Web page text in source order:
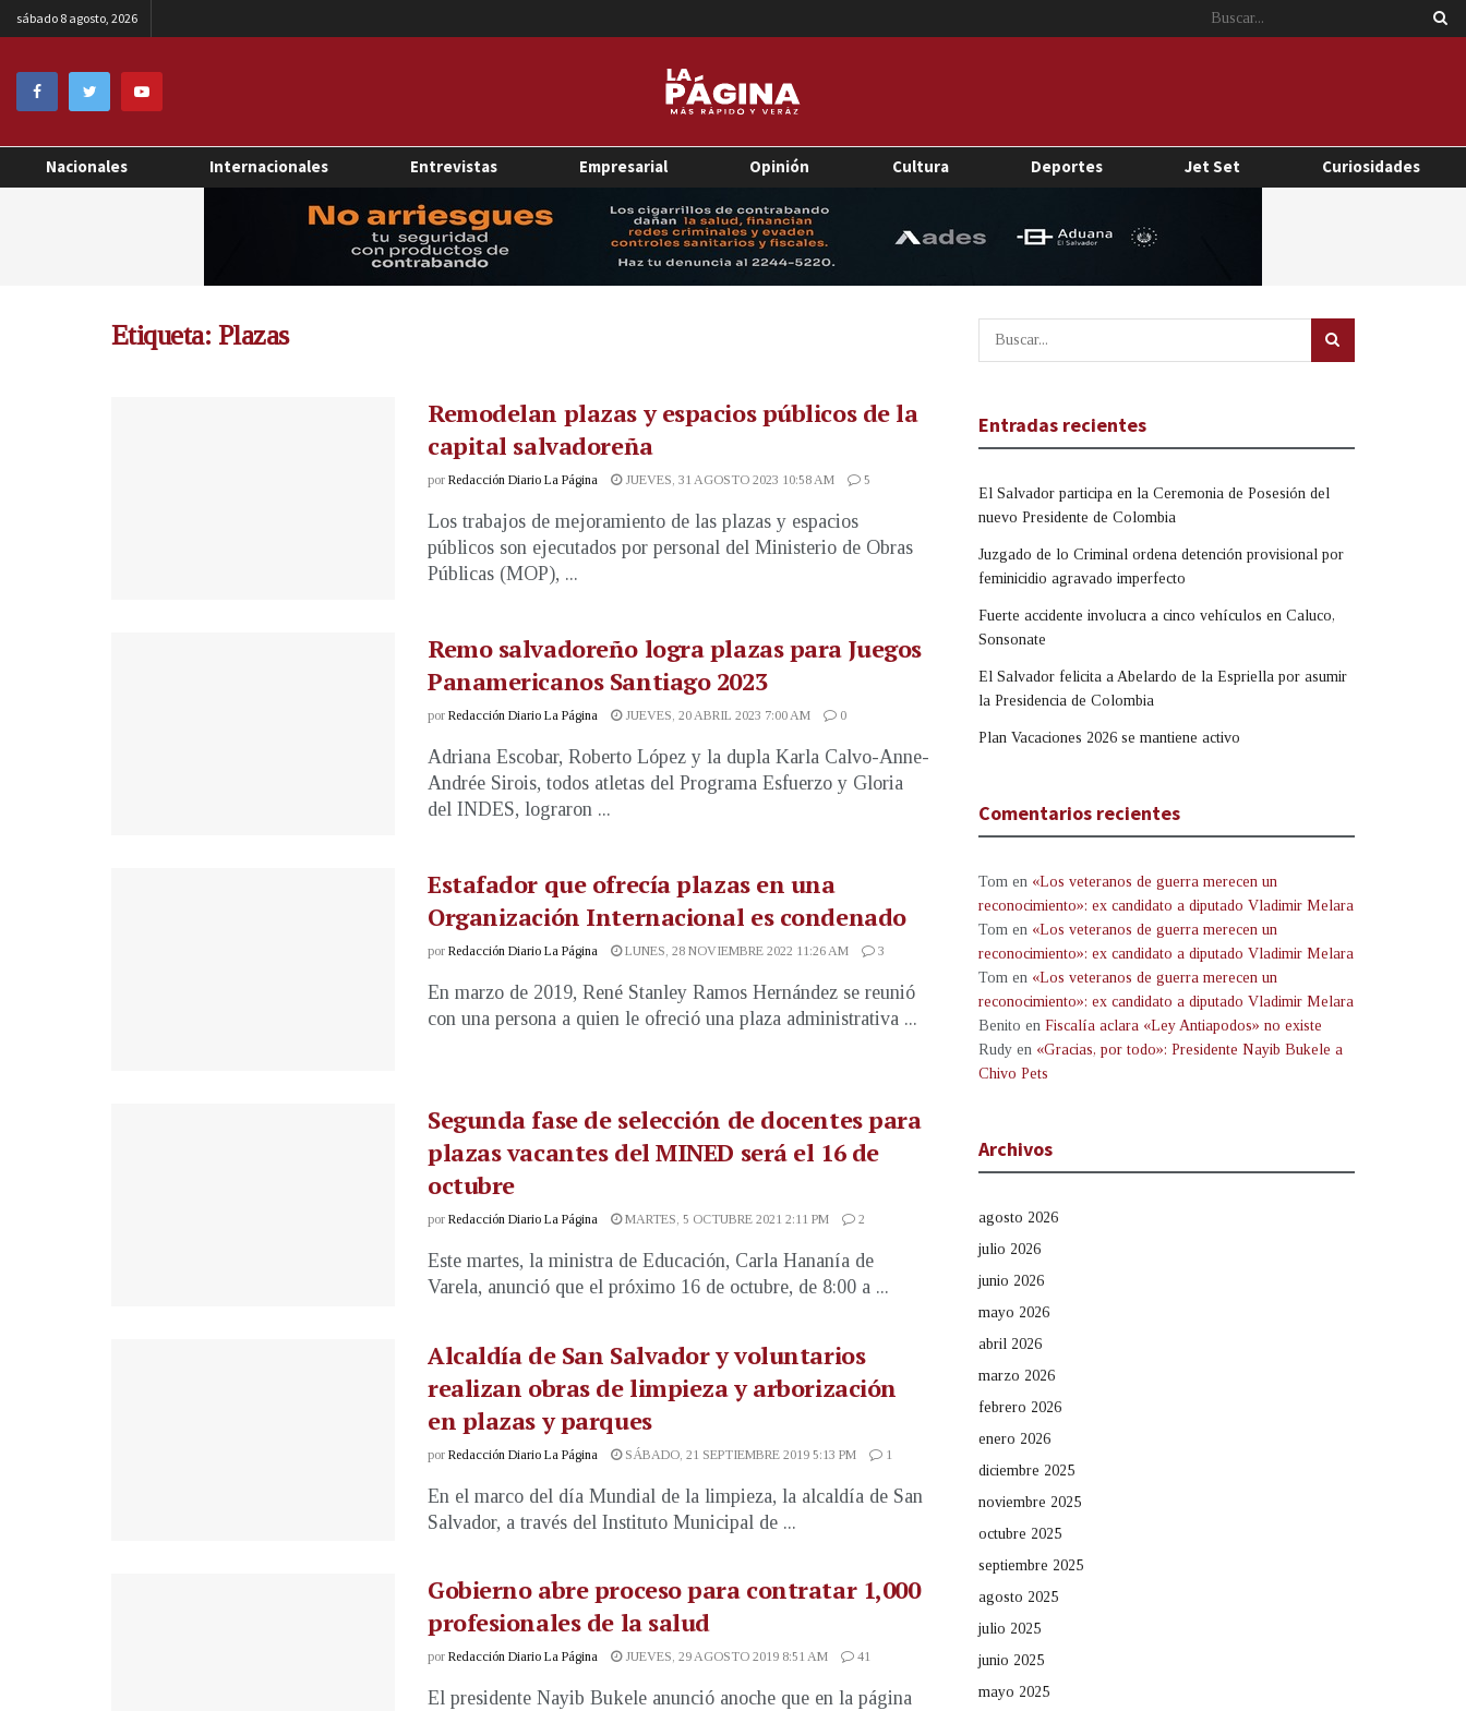
sábado 8 agosto, 2026
Nacionales Internacionales Entrevistas Empresarial Opinión Cultura Deportes Jet Set Curiosidades
Etiqueta: Plazas
Remodelan plazas y espacios públicos de la
capital salvadoreña
por Redacción Diario La Página JUEVES, 31 AGOSTO 2023 10:58 AM 5
Los trabajos de mejoramiento de las plazas y espacios
públicos son ejecutados por personal del Ministerio de Obras
Públicas (MOP), ...
Remo salvadoreño logra plazas para Juegos
Panamericanos Santiago 2023
por Redacción Diario La Página JUEVES, 20 ABRIL 2023 7:00 AM 0
Adriana Escobar, Roberto López y la dupla Karla Calvo-Anne-
Andrée Sirois, todos atletas del Programa Esfuerzo y Gloria
del INDES, lograron ...
Estafador que ofrecía plazas en una
Organización Internacional es condenado
por Redacción Diario La Página LUNES, 28 NOVIEMBRE 2022 11:26 AM 3
En marzo de 2019, René Stanley Ramos Hernández se reunió
con una persona a quien le ofreció una plaza administrativa ...
Segunda fase de selección de docentes para
plazas vacantes del MINED será el 16 de
octubre
por Redacción Diario La Página MARTES, 5 OCTUBRE 2021 2:11 PM 2
Este martes, la ministra de Educación, Carla Hananía de
Varela, anunció que el próximo 16 de octubre, de 8:00 a ...
Alcaldía de San Salvador y voluntarios
realizan obras de limpieza y arborización
en plazas y parques
por Redacción Diario La Página SÁBADO, 21 SEPTIEMBRE 2019 5:13 PM 1
En el marco del día Mundial de la limpieza, la alcaldía de San
Salvador, a través del Instituto Municipal de ...
Gobierno abre proceso para contratar 1,000
profesionales de la salud
por Redacción Diario La Página JUEVES, 29 AGOSTO 2019 8:51 AM 41
El presidente Nayib Bukele anunció anoche que en la página
Entradas recientes
El Salvador participa en la Ceremonia de Posesión del
nuevo Presidente de Colombia
Juzgado de lo Criminal ordena detención provisional por
feminicidio agravado imperfecto
Fuerte accidente involucra a cinco vehículos en Caluco,
Sonsonate
El Salvador felicita a Abelardo de la Espriella por asumir
la Presidencia de Colombia
Plan Vacaciones 2026 se mantiene activo
Comentarios recientes
Tom en «Los veteranos de guerra merecen un
reconocimiento»: ex candidato a diputado Vladimir Melara
Tom en «Los veteranos de guerra merecen un
reconocimiento»: ex candidato a diputado Vladimir Melara
Tom en «Los veteranos de guerra merecen un
reconocimiento»: ex candidato a diputado Vladimir Melara
Benito en Fiscalía aclara «Ley Antiapodos» no existe
Rudy en «Gracias, por todo»: Presidente Nayib Bukele a
Chivo Pets
Archivos
agosto 2026
julio 2026
junio 2026
mayo 2026
abril 2026
marzo 2026
febrero 2026
enero 2026
diciembre 2025
noviembre 2025
octubre 2025
septiembre 2025
agosto 2025
julio 2025
junio 2025
mayo 2025